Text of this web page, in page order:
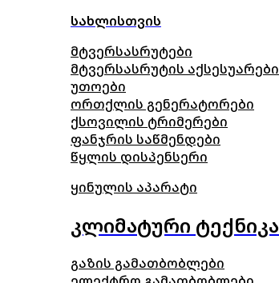
სახლისთვის
მტვერსასრუტები
მტვერსასრუტის აქსესუარები
უთოები
ორთქლის გენერატორები
ქსოვილის ტრიმერები
ფანჯრის საწმენდები
წყლის დისპენსერი
ყინულის აპარატი
კლიმატური ტექნიკა
გაზის გამათბობლები